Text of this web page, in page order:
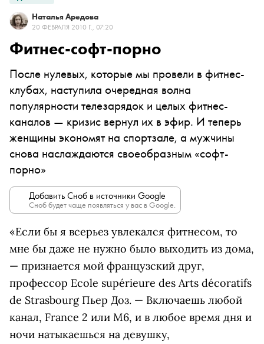
Наталья Аредова
20 ФЕВРАЛЯ 2010 Г., 07:20
Фитнес-софт-порно
После нулевых, которые мы провели в фитнес-
клубах, наступила очередная волна
популярности телезарядок и целых фитнес-
каналов — кризис вернул их в эфир. И теперь
женщины экономят на спортзале, а мужчины
снова наслаждаются своеобразным «софт-
порно»
Добавить Сноб в источники Google
Сноб будет чаще появляться у вас в Google.
«Если бы я всерьез увлекался фитнесом, то
мне бы даже не нужно было выходить из дома,
— признается мой французский друг,
профессор Ecole supérieure des Arts décoratifs
de Strasbourg Пьер Доз. — Включаешь любой
канал, France 2 или M6, и в любое время дня и
ночи натыкаешься на девушку,